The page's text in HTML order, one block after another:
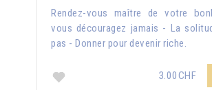
Rendez-vous maître de votre
vous découragez jamais - La
pas - Donner pour devenir riche.
3.00CHF